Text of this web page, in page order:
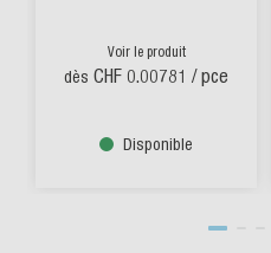
Voir le produit
dès CHF 0.00781 / pce
Disponible